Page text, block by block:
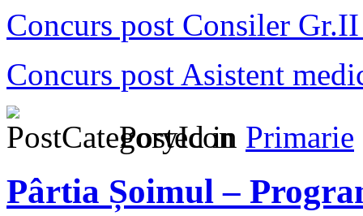
Concurs post Consiler
Concurs post Asistent
Posted in Primarie
Pârtia Șoimul –